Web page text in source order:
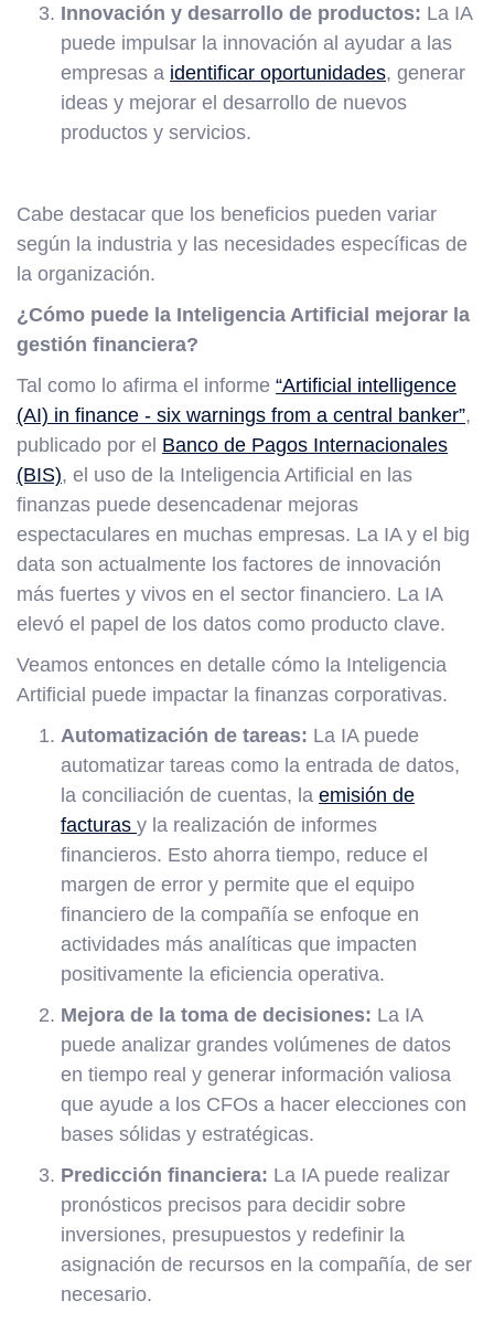
Innovación y desarrollo de productos: La IA
puede impulsar la innovación al ayudar a las
empresas a identificar oportunidades, generar
ideas y mejorar el desarrollo de nuevos
productos y servicios.
Cabe destacar que los beneficios pueden variar
según la industria y las necesidades específicas de
la organización.
¿Cómo puede la Inteligencia Artificial mejorar la
gestión financiera?
Tal como lo afirma el informe “Artificial intelligence
(AI) in finance - six warnings from a central banker”,
publicado por el Banco de Pagos Internacionales
(BIS), el uso de la Inteligencia Artificial en las
finanzas puede desencadenar mejoras
espectaculares en muchas empresas. La IA y el big
data son actualmente los factores de innovación
más fuertes y vivos en el sector financiero. La IA
elevó el papel de los datos como producto clave.
Veamos entonces en detalle cómo la Inteligencia
Artificial puede impactar la finanzas corporativas.
Automatización de tareas: La IA puede
automatizar tareas como la entrada de datos,
la conciliación de cuentas, la emisión de
facturas y la realización de informes
financieros. Esto ahorra tiempo, reduce el
margen de error y permite que el equipo
financiero de la compañía se enfoque en
actividades más analíticas que impacten
positivamente la eficiencia operativa.
Mejora de la toma de decisiones: La IA
puede analizar grandes volúmenes de datos
en tiempo real y generar información valiosa
que ayude a los CFOs a hacer elecciones con
bases sólidas y estratégicas.
Predicción financiera: La IA puede realizar
pronósticos precisos para decidir sobre
inversiones, presupuestos y redefinir la
asignación de recursos en la compañía, de ser
necesario.